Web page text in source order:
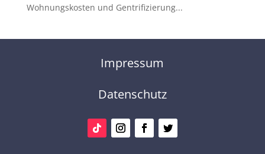
Wohnungskosten und Gentrifizierung...
Impressum
Datenschutz